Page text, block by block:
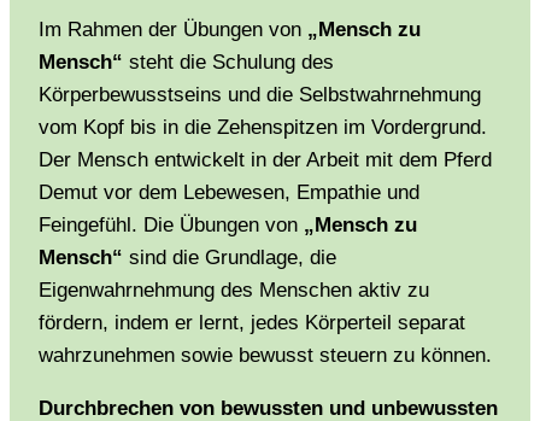
Im Rahmen der Übungen von „Mensch zu
Mensch“ steht die Schulung des
Körperbewusstseins und die Selbstwahrnehmung
vom Kopf bis in die Zehenspitzen im Vordergrund.
Der Mensch entwickelt in der Arbeit mit dem Pferd
Demut vor dem Lebewesen, Empathie und
Feingefühl. Die Übungen von „Mensch zu
Mensch“ sind die Grundlage, die
Eigenwahrnehmung des Menschen aktiv zu
fördern, indem er lernt, jedes Körperteil separat
wahrzunehmen sowie bewusst steuern zu können.
Durchbrechen von bewussten und unbewussten